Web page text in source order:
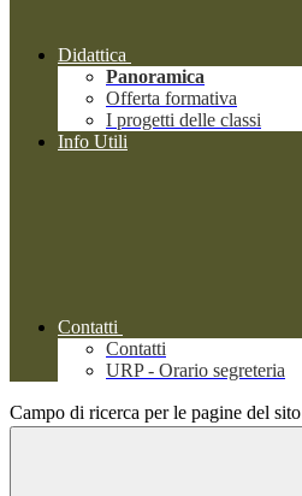
Didattica
Panoramica
Offerta formativa
I progetti delle classi
Info Utili
Contatti
Contatti
URP - Orario segreteria
Campo di ricerca per le pagine del sito